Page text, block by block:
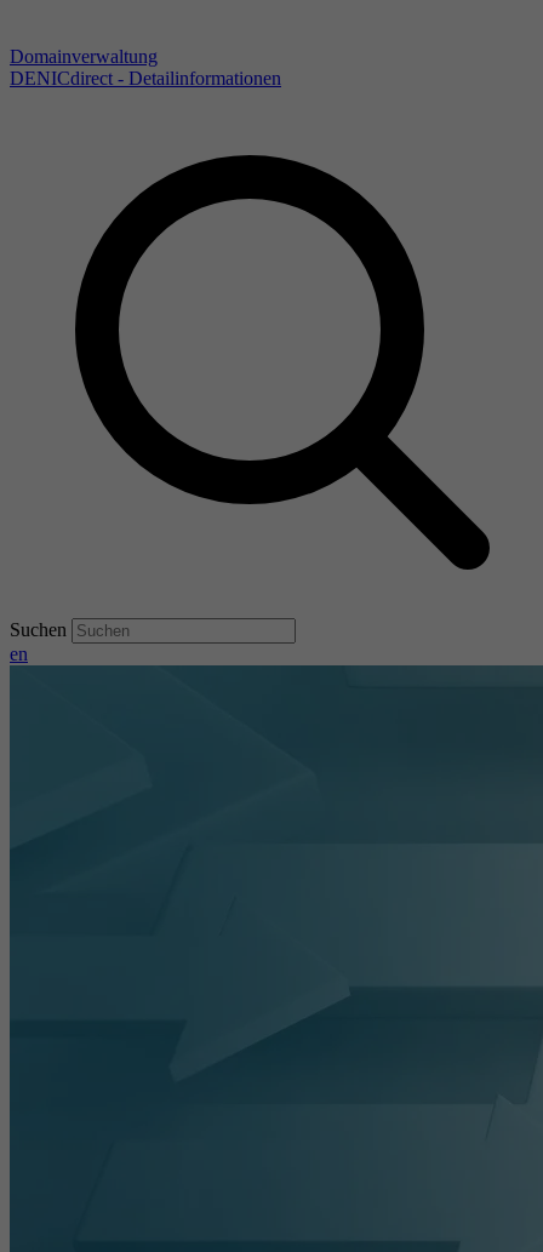
Domainverwaltung
DENICdirect - Detailinformationen
Suchen
en